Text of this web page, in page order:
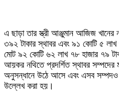
‎এ ছাড়া তার স্ত্রী আঞ্জুমান আজিজ
৩৯২ টাকার স্থাবর এবং ৯১ কোটি ৫
মোট ৯২ কোটি ৬২ লাখ ৭৮ হাজার ৭৯
আয়কর নথিতে প্রদর্শিত স্থাবর
অনুসন্ধানে উঠে আসে এবং এসব সম্পদও
উল্লেখ করা হয়।